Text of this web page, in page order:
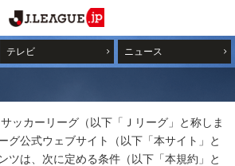
テレビ ニュース
ッカーリーグ（以下「Ｊリーグ」と称しま
グ公式ウェブサイト（以下「本サイト」と
ツは、次に定める条件（以下「本規約」と